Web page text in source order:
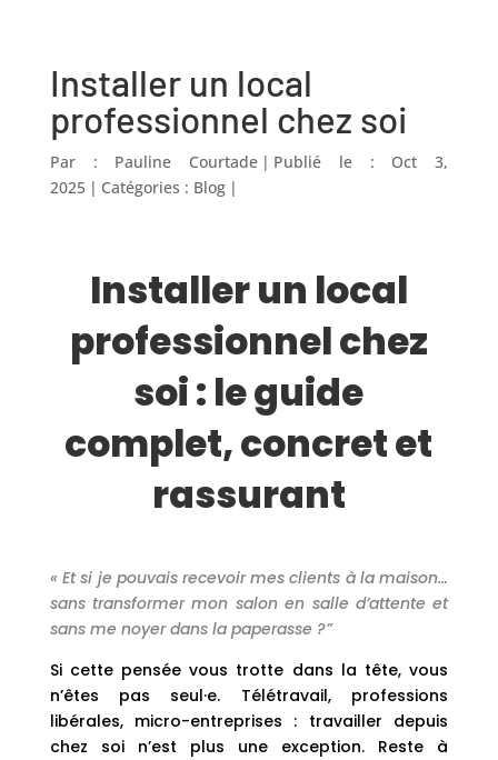
Installer un local
professionnel chez soi
Par : Pauline Courtade | Publié le : Oct 3,
2025 | Catégories : Blog |
Installer un local
professionnel chez
soi : le guide
complet, concret et
rassurant
« Et si je pouvais recevoir mes clients à la maison…
sans transformer mon salon en salle d’attente et
sans me noyer dans la paperasse ?”
Si cette pensée vous trotte dans la tête, vous
n’êtes pas seul·e. Télétravail, professions
libérales, micro-entreprises : travailler depuis
chez soi n’est plus une exception. Reste à